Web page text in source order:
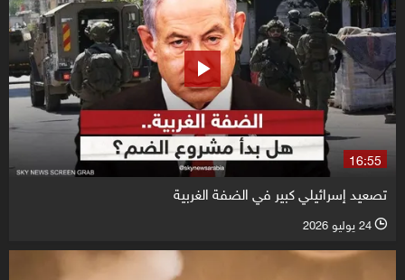
16:55
تصعيد إسرائيلي كبير في الضفة الغربية
l 24 يوليو 2026